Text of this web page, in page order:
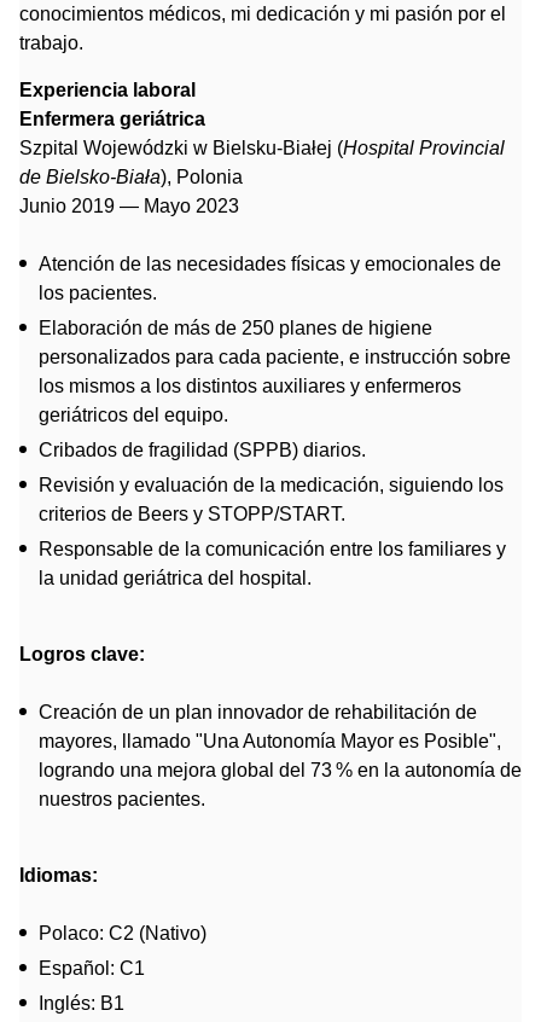
conocimientos médicos, mi dedicación y mi pasión por el
trabajo.
Experiencia laboral
Enfermera geriátrica
Szpital Wojewódzki w Bielsku-Białej (Hospital Provincial
de Bielsko-Biała), Polonia
Junio 2019 — Mayo 2023
Atención de las necesidades físicas y emocionales de
los pacientes.
Elaboración de más de 250 planes de higiene
personalizados para cada paciente, e instrucción sobre
los mismos a los distintos auxiliares y enfermeros
geriátricos del equipo.
Cribados de fragilidad (SPPB) diarios.
Revisión y evaluación de la medicación, siguiendo los
criterios de Beers y STOPP/START.
Responsable de la comunicación entre los familiares y
la unidad geriátrica del hospital.
Logros clave:
Creación de un plan innovador de rehabilitación de
mayores, llamado "Una Autonomía Mayor es Posible",
logrando una mejora global del 73 % en la autonomía de
nuestros pacientes.
Idiomas:
Polaco: C2 (Nativo)
Español: C1
Inglés: B1